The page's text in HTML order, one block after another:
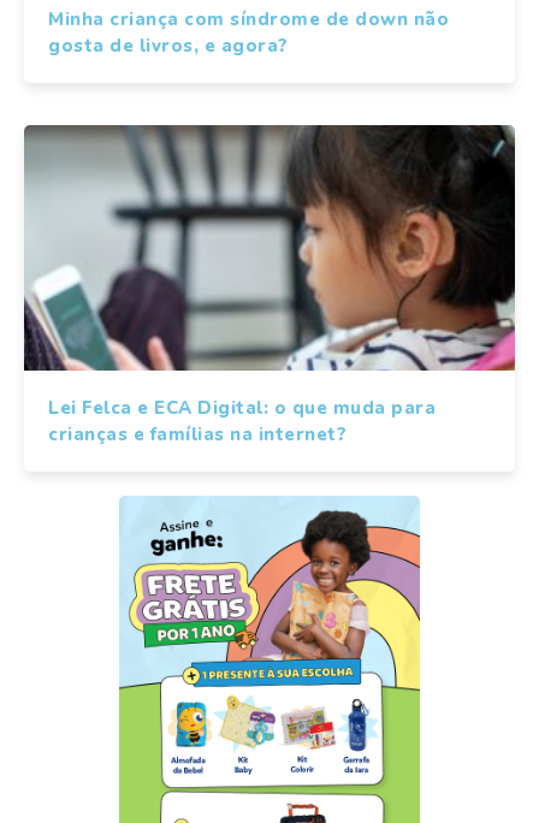
Minha criança com síndrome de down não
gosta de livros, e agora?
Lei Felca e ECA Digital: o que muda para
crianças e famílias na internet?